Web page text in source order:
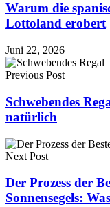
Warum die
Lottoland erobert
Juni 22, 2026
Previous Post
Schwebendes
natürlich
Next Post
Der Prozess der
Sonnensegels: